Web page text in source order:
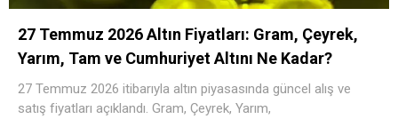
27 Temmuz 2026 Altın Fiyatları: Gram, Çeyrek,
Yarım, Tam ve Cumhuriyet Altını Ne Kadar?
27 Temmuz 2026 itibarıyla altın piyasasında güncel alış ve
satış fiyatları açıklandı. Gram, Çeyrek, Yarım,